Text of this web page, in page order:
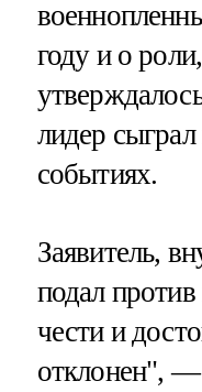
году и о
лидер
событиях.
Заявитель,
подал
чести и
отклонен", —